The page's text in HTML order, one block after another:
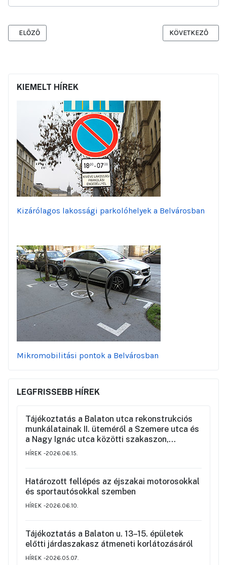
ELŐZŐ CIKK: ARANY JÁNOS UTCA MEGÚJÍTÁSA – I. ÜTEM
ELŐZŐ KÖVETKEZŐ
KÖVETKEZŐ
KIEMELT HÍREK
Kizárólagos lakossági parkolóhelyek a Belvárosban
Mikromobilitási pontok a Belvárosban
LEGFRISSEBB HÍREK
Tájékoztatás a Balaton utca rekonstrukciós
munkálatainak II. üteméről a Szemere utca és
a Nagy Ignác utca közötti szakaszon,
valamint a környék ideiglenes forgalmi
HÍREK 2026.06.15.
Határozott fellépés az éjszakai motorosokkal
és sportautósokkal szemben
HÍREK 2026.06.10.
Tájékoztatás a Balaton u. 13–15. épületek
előtti járdaszakasz átmeneti korlátozásáról
HÍREK 2026.05.07.